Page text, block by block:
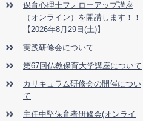
保育心理士フォローアップ講座
（オンライン）を開講します！！
【2026年8月29日(土)】
実践研修会について
第67回仏教保育大学講座について
カリキュラム研修会の開催につい
て
主任中堅保育者研修会(オンライ